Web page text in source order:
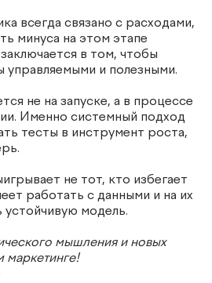
всегда связано с расходами,
минуса на этом этапе
в том, чтобы
управляемыми и полезными.
не на запуске, а в процессе
Именно системный подход
тесты в инструмент роста,
не тот, кто избегает
работать с данными и на их
устойчивую модель.
мышления и новых
маркетинге!